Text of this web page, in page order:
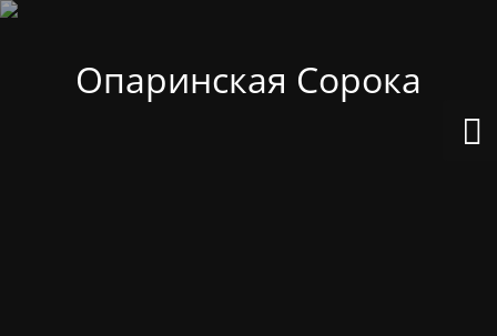
Опаринская Сорока